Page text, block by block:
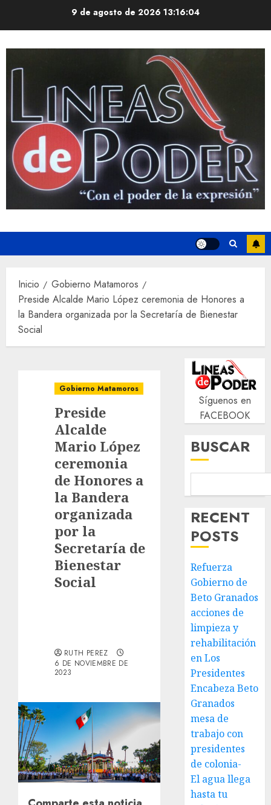
9 de agosto de 2026 13:16:05
Inicio
Gobierno Matamoros
Preside Alcalde Mario López ceremonia de Honores a
la Bandera organizada por la Secretaría de Bienestar
Social
Gobierno Matamoros
Preside
Alcalde
Mario López
ceremonia
de Honores a
la Bandera
organizada
por la
Secretaría de
Bienestar
Social
RUTH PEREZ
6 DE NOVIEMBRE DE
2023
Síguenos en
FACEBOOK
BUSCAR
RECENT
POSTS
Refuerza
Gobierno de
Beto Granados
acciones de
limpieza y
rehabilitación
en Los
Presidentes
Encabeza Beto
Granados
mesa de
trabajo con
presidentes
de colonia-
El agua llega
hasta tu